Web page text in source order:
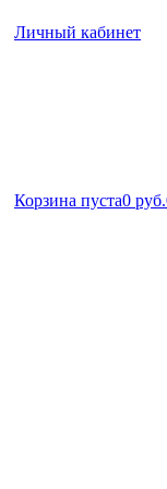
Личный кабинет
Корзина пуста0 руб.